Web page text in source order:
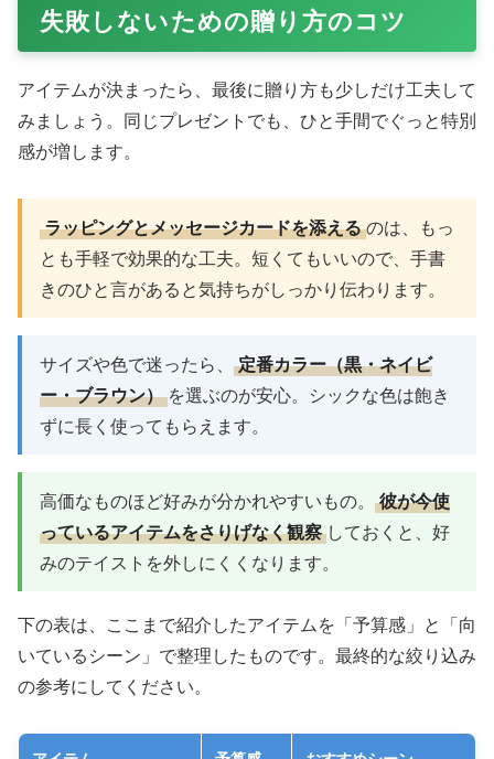
失敗しないための贈り方のコツ
アイテムが決まったら、最後に贈り方も少しだけ工夫して
みましょう。同じプレゼントでも、ひと手間でぐっと特別
感が増します。
ラッピングとメッセージカードを添えるのは、もっ
とも手軽で効果的な工夫。短くてもいいので、手書
きのひと言があると気持ちがしっかり伝わります。
サイズや色で迷ったら、
定番カラー（黒・ネイビ
ー・ブラウン） を選ぶのが安心。シックな色は飽き
ずに長く使ってもらえます。
高価なものほど好みが分かれやすいもの。
彼が今使
っているアイテムをさりげなく観察 しておくと、好
みのテイストを外しにくくなります。
下の表は、ここまで紹介したアイテムを「予算感」と「向
いているシーン」で整理したものです。最終的な絞り込み
の参考にしてください。